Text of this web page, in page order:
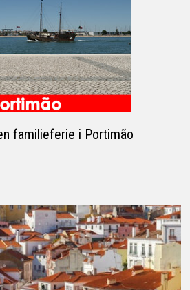
familieferie i Portimão